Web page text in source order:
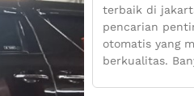
terbaik di
pencarian
otomatis yang
berkualitas.